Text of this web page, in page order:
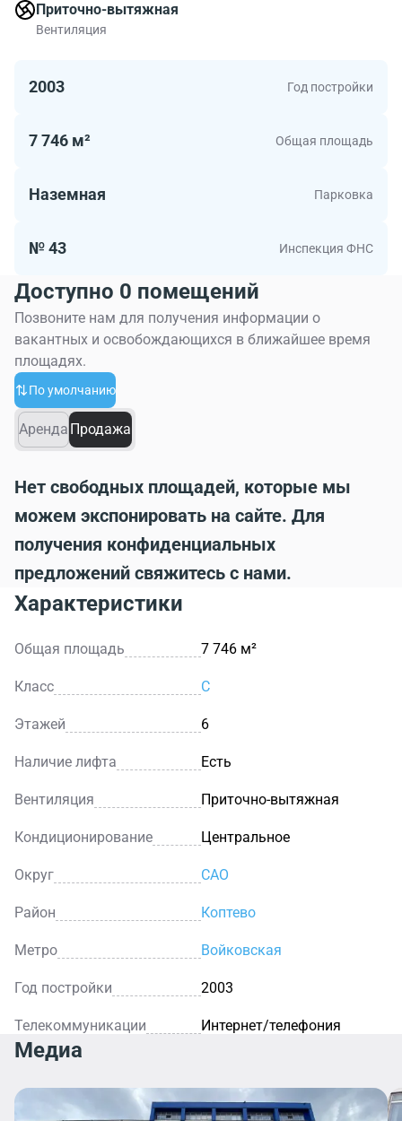
Приточно-вытяжная
Вентиляция
2003 Год постройки
7 746 м² Общая площадь
Наземная Парковка
№ 43 Инспекция ФНС
Доступно 0 помещений
Позвоните нам для получения информации о
вакантных и освобождающихся в ближайшее время
площадях.
По умолчанию
Аренда Продажа
Нет свободных площадей, которые мы
можем экспонировать на сайте. Для
получения конфиденциальных
предложений свяжитесь с нами.
Характеристики
Общая площадь 7 746 м²
Класс C
Этажей 6
Наличие лифта Есть
Вентиляция Приточно-вытяжная
Кондиционирование Центральное
Округ САО
Район Коптево
Метро Войковская
Год постройки 2003
Телекоммуникации Интернет/телефония
Медиа